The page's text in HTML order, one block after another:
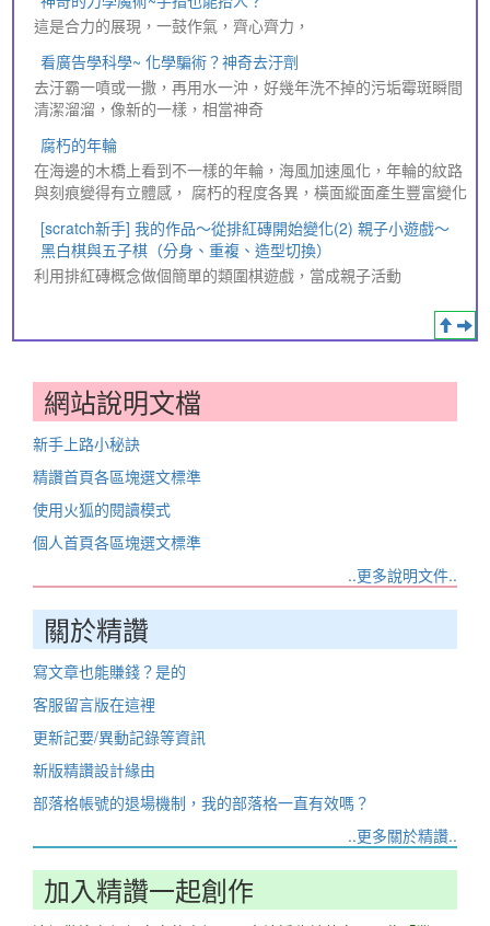
這是合力的展現，一鼓作氣，齊心齊力，
看廣告學科學~ 化學騙術？神奇去汙劑
去汙霸一噴或一撒，再用水一沖，好幾年洗不掉的污垢霉斑瞬間
清潔溜溜，像新的一樣，相當神奇
腐朽的年輪
在海邊的木橋上看到不一樣的年輪，海風加速風化，年輪的紋路
與刻痕變得有立體感， 腐朽的程度各異，橫面縱面產生豐富變化
[scratch新手] 我的作品～從排紅磚開始變化(2) 親子小遊戲～
黑白棋與五子棋（分身、重複、造型切換）
利用排紅磚概念做個簡單的類圍棋遊戲，當成親子活動
網站說明文檔
新手上路小秘訣
精讚首頁各區塊選文標準
使用火狐的閱讀模式
個人首頁各區塊選文標準
..更多說明文件..
關於精讚
寫文章也能賺錢？是的
客服留言版在這裡
更新記要/異動記錄等資訊
新版精讚設計緣由
部落格帳號的退場機制，我的部落格一直有效嗎？
..更多關於精讚..
加入精讚一起創作